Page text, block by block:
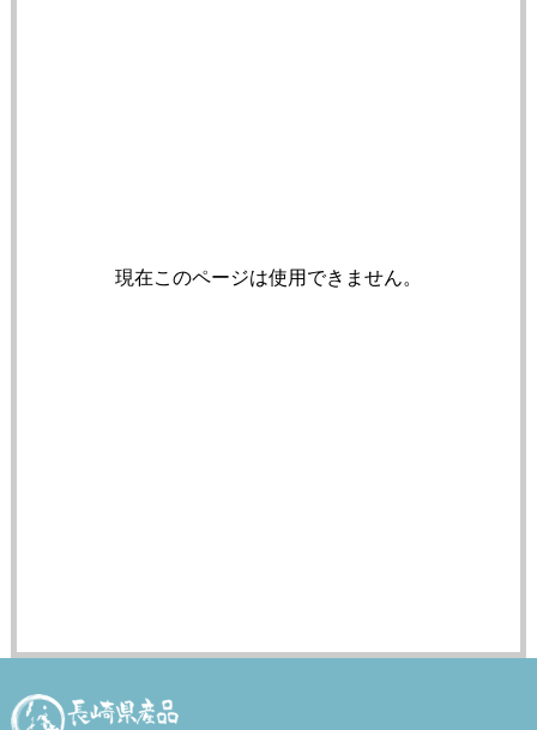
現在このページは使用できません。